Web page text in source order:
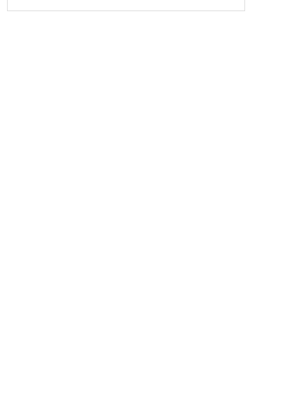
响；<&list>3.稳定器的转向胶套和球头